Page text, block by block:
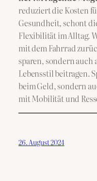
reduziert die Kosten
Gesundheit, schont
Flexibilität im Alltag.
mit dem Fahrrad
sparen, sondern auch
Lebensstil beitragen.
beim Geld, sondern
mit Mobilität und
26. August 2024